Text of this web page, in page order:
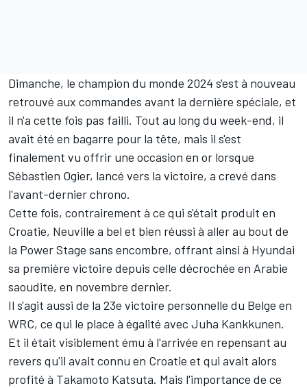
Dimanche, le champion du monde 2024 s'est à nouveau
retrouvé aux commandes avant la dernière spéciale, et
il n'a cette fois pas failli. Tout au long du week-end, il
avait été en bagarre pour la tête, mais il s'est
finalement vu offrir une occasion en or lorsque
Sébastien Ogier, lancé vers la victoire, a crevé dans
l'avant-dernier chrono.
Cette fois, contrairement à ce qui s'était produit en
Croatie, Neuville a bel et bien réussi à aller au bout de
la Power Stage sans encombre, offrant ainsi à Hyundai
sa première victoire depuis celle décrochée en Arabie
saoudite, en novembre dernier.
Il s'agit aussi de la 23e victoire personnelle du Belge en
WRC, ce qui le place à égalité avec Juha Kankkunen.
Et il était visiblement ému à l'arrivée en repensant au
revers qu'il avait connu en Croatie et qui avait alors
profité à Takamoto Katsuta. Mais l'importance de ce